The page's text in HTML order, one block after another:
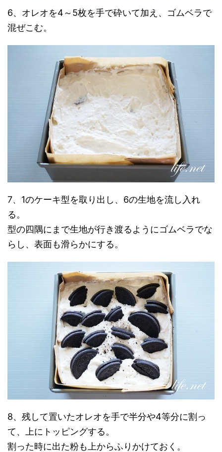
6、オレオを4～5枚を手で砕いて加え、ゴムベラで
混ぜこむ。
7、1のケーキ型を取り出し、6の生地を流し入れ
る。
型の四隅にまで生地が行き渡るようにゴムベラでな
らし、表面も滑らかにする。
8、残して置いたオレオを手で半分や4等分に割っ
て、上にトッピングする。
割った時に出た粉も上からふりかけておく。